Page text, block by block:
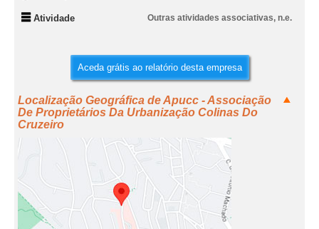
Atividade Outras atividades associativas, n.e.
Aceda grátis ao relatório desta empresa
Localização Geográfica de Apucc - Associação
De Proprietários Da Urbanização Colinas Do
Cruzeiro